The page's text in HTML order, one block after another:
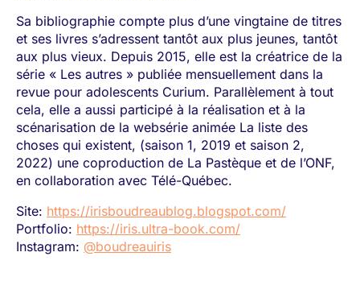
Sa bibliographie compte plus d’une vingtaine de titres
et ses livres s’adressent tantôt aux plus jeunes, tantôt
aux plus vieux. Depuis 2015, elle est la créatrice de la
série « Les autres » publiée mensuellement dans la
revue pour adolescents Curium. Parallèlement à tout
cela, elle a aussi participé à la réalisation et à la
scénarisation de la websérie animée La liste des
choses qui existent, (saison 1, 2019 et saison 2,
2022) une coproduction de La Pastèque et de l’ONF,
en collaboration avec Télé-Québec.
Site: https://irisboudreaublog.blogspot.com/
Portfolio: https://iris.ultra-book.com/
Instagram: @boudreauiris